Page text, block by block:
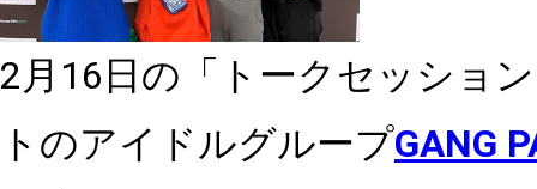
2月 16 日の「トークセッショ
トのアイドルグループGANG